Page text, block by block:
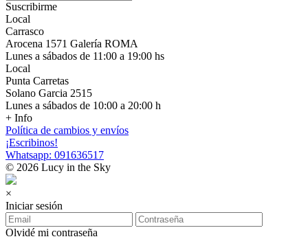
Suscribirme
Local
Carrasco
Arocena 1571 Galería ROMA
Lunes a sábados de 11:00 a 19:00 hs
Local
Punta Carretas
Solano Garcia 2515
Lunes a sábados de 10:00 a 20:00 h
+ Info
Política de cambios y envíos
¡Escribinos!
Whatsapp: 091636517
© 2026 Lucy in the Sky
×
Iniciar sesión
Olvidé mi contraseña